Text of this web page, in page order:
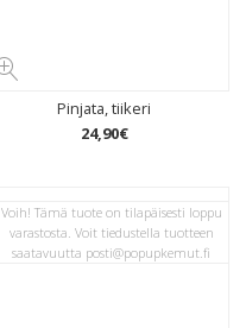
Pinjata, tiikeri
24,90€
Voih! Tämä tuote on tilapäisesti loppu
varastosta. Voit tiedustella tuotteen
saatavuutta posti@popupkemut.fi